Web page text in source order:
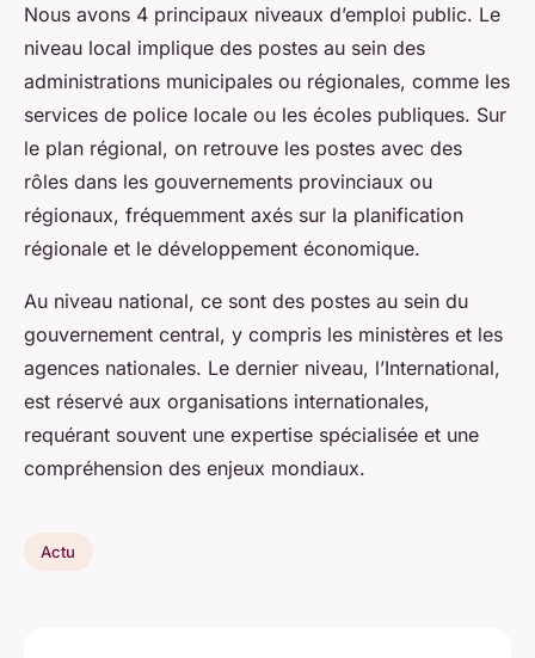
Nous avons 4 principaux niveaux d’emploi public. Le
niveau local implique des postes au sein des
administrations municipales ou régionales, comme les
services de police locale ou les écoles publiques. Sur
le plan régional, on retrouve les postes avec des
rôles dans les gouvernements provinciaux ou
régionaux, fréquemment axés sur la planification
régionale et le développement économique.
Au niveau national, ce sont des postes au sein du
gouvernement central, y compris les ministères et les
agences nationales. Le dernier niveau, l’International,
est réservé aux organisations internationales,
requérant souvent une expertise spécialisée et une
compréhension des enjeux mondiaux.
Actu